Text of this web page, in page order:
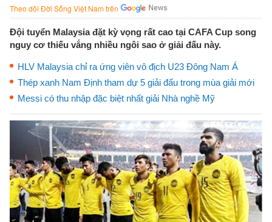
Theo dõi Đời Sống Việt Nam trên
Đội tuyển Malaysia đặt kỳ vọng rất cao tại CAFA Cup song
nguy cơ thiếu vắng nhiều ngôi sao ở giải đấu này.
HLV Malaysia chỉ ra ứng viên vô địch U23 Đông Nam Á
Thép xanh Nam Định tham dự 5 giải đấu trong mùa giải mới
Messi có thu nhập đặc biệt nhất giải Nhà nghề Mỹ